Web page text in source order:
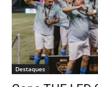
Destaques